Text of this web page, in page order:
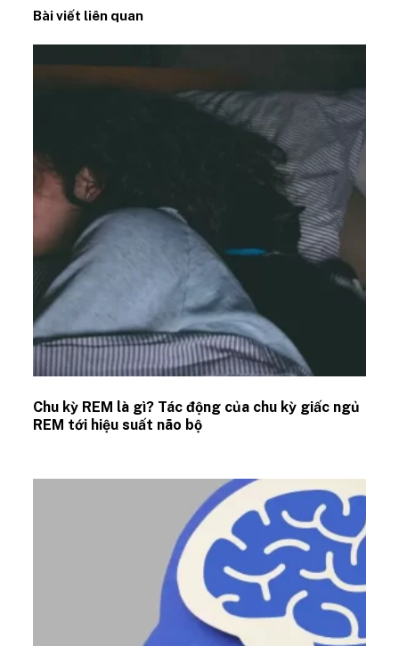
Bài viết liên quan
Chu kỳ REM là gì? Tác động của chu kỳ giấc ngủ
REM tới hiệu suất não bộ